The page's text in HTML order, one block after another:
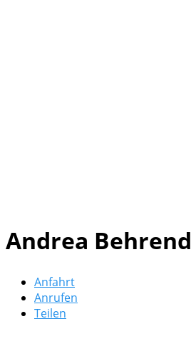
Andrea Behrend
Anfahrt
Anrufen
Teilen